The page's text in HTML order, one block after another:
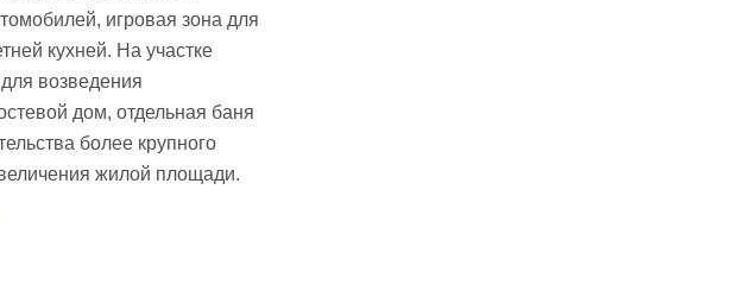
игровая зона для
кухней. На участке
возведения
дом, отдельная баня
более крупного
жилой площади.